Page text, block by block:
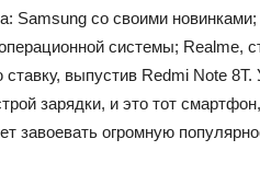
Samsung со своими
системы; Realme,
выпустив Redmi Note 8T.
зарядки, и это тот
завоевать огромную